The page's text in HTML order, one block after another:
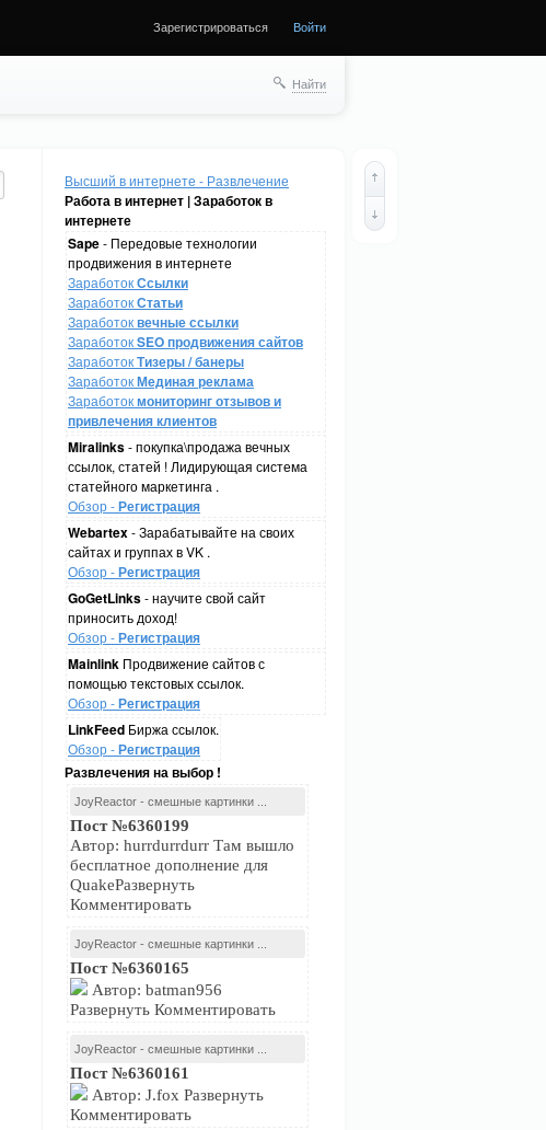
Зарегистрироваться Войти
Найти
Высший в интернете - Развлечение
Работа в интернет | Заработок в
интернете
Sape- Передовые технологии
продвижения в интернете
ЗаработокСсылки
ЗаработокСтатьи
Заработоквечные ссылки
ЗаработокSEO продвижения сайтов
ЗаработокТизеры / банеры
ЗаработокМединая реклама
Заработокмониторинг отзывов и
привлечения клиентов
Miralinks- покупка\продажа вечных
ссылок, статей ! Лидирующая система
статейного маркетинга .
Обзор -Регистрация
Webartex- Зарабатывайте на своих
сайтах и группах в VK .
Обзор -Регистрация
GoGetLinks- научите свой сайт
приносить доход!
Обзор -Регистрация
Mainlink Продвижение сайтов с
помощью текстовых ссылок.
Обзор -Регистрация
LinkFeed Биржа ссылок.
Обзор -Регистрация
Развлечения на выбор !
JoyReactor - смешные картинки ...
Пост №6360199
Автор: hurrdurrdurr Там вышло
бесплатное дополнение для
QuakeРазвернуть
Комментировать
JoyReactor - смешные картинки ...
Пост №6360165
Автор: batman956
Развернуть Комментировать
JoyReactor - смешные картинки ...
Пост №6360161
Автор: J.fox Развернуть
Комментировать